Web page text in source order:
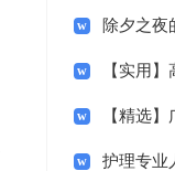
除夕之夜
【实用
【精选
护理专业